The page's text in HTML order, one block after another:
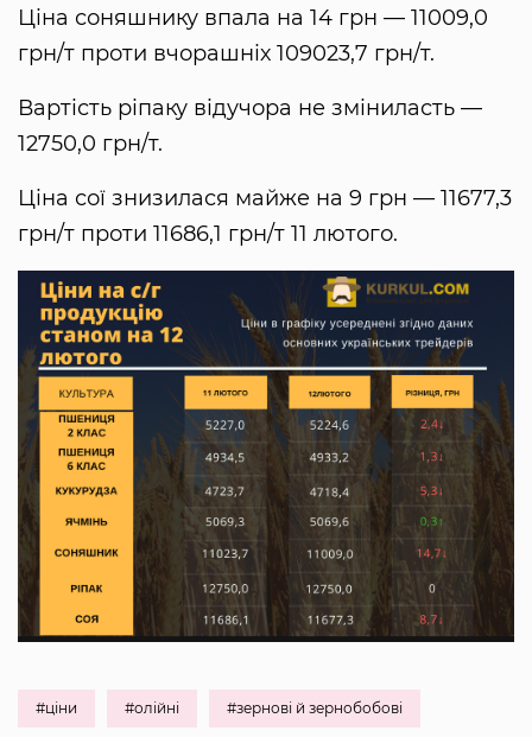
Ціна соняшнику впала на 14 грн — 11009,0
грн/т проти вчорашніх 109023,7 грн/т.
Вартість ріпаку відучора не зміниласть —
12750,0 грн/т.
Ціна сої знизилася майже на 9 грн — 11677,3
грн/т проти 11686,1 грн/т 11 лютого.
#ціни #олійні #зернові й зернобобові